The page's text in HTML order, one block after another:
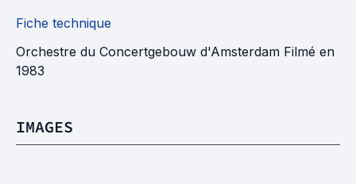
Fiche technique
Orchestre du Concertgebouw d'Amsterdam Filmé en
1983
IMAGES